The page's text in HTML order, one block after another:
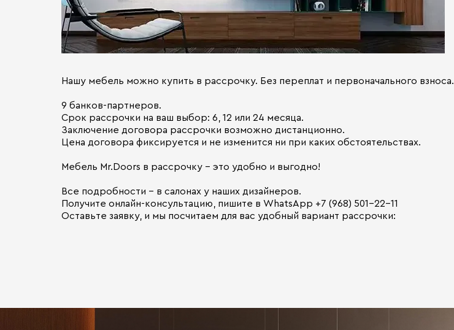
Нашу мебель можно купить в рассрочку. Без переплат и первоначального взноса.
9 банков-партнеров.
Срок рассрочки на ваш выбор: 6, 12 или 24 месяца.
Заключение договора рассрочки возможно дистанционно.
Цена договора фиксируется и не изменится ни при каких обстоятельствах.
Мебель Mr.Doors в рассрочку - это удобно и выгодно!
Все подробности - в салонах у наших дизайнеров.
Получите онлайн-консультацию, пишите в WhatsApp +7 (968) 501-22-11
Оставьте заявку, и мы посчитаем для вас удобный вариант рассрочки: